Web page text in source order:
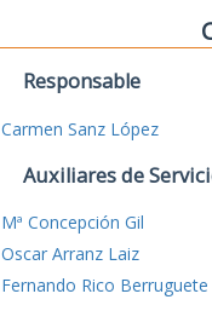
Responsable
Carmen Sanz López
Auxiliares de
Mª Concepción Gil
Oscar Arranz Laiz
Fernando Rico Berruguete